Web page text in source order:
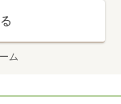
ム